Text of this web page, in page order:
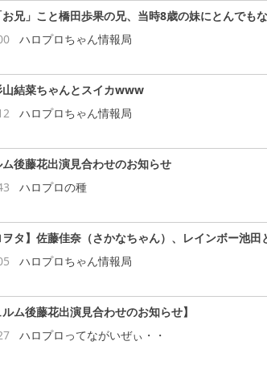
お兄」こと橋田歩果の兄、当時8歳の妹にとんでも
ハロプロちゃん情報局
山結菜ちゃんとスイカwww
ハロプロちゃん情報局
後藤花出演見合わせのお知らせ
ハロプロの種
ヲタ】佐藤佳奈（さかなちゃん）、レインボー池田
ハロプロちゃん情報局
ルム後藤花出演見合わせのお知らせ】
ハロプロってながいぜぃ・・